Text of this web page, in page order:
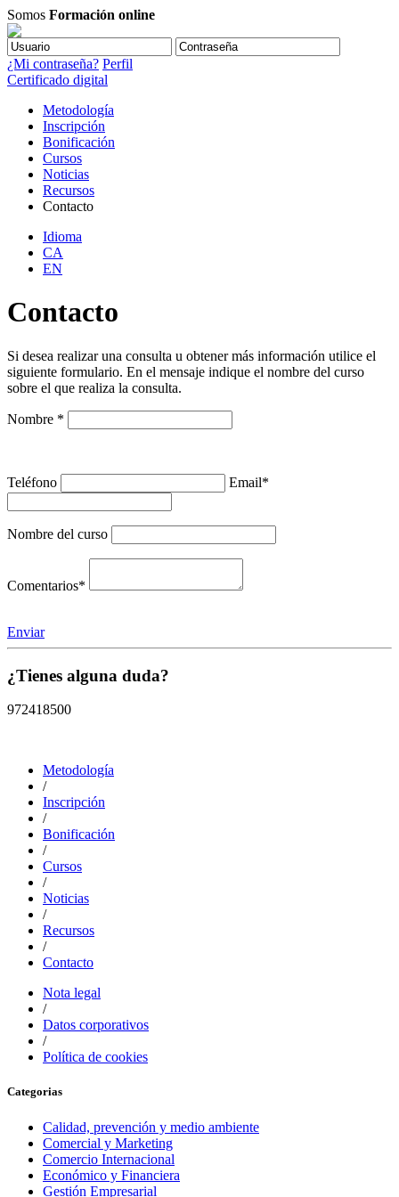
Somos Formación online
¿Mi contraseña? Perfil
Certificado digital
Metodología
Inscripción
Bonificación
Cursos
Noticias
Recursos
Contacto
Idioma
CA
EN
Contacto
Si desea realizar una consulta u obtener más información utilice el
siguiente formulario. En el mensaje indique el nombre del curso
sobre el que realiza la consulta.
Nombre *
Teléfono Email*
Nombre del curso
Comentarios*
Enviar
¿Tienes alguna duda?
972418500
Metodología
/
Inscripción
/
Bonificación
/
Cursos
/
Noticias
/
Recursos
/
Contacto
Nota legal
/
Datos corporativos
/
Política de cookies
Categorias
Calidad, prevención y medio ambiente
Comercial y Marketing
Comercio Internacional
Económico y Financiera
Gestión Empresarial